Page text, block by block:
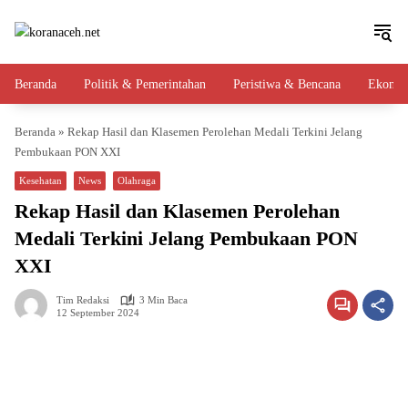
Beranda Politik & Pemerintahan Peristiwa & Bencana
Beranda » Rekap Hasil dan Klasemen Perolehan Medali Terkini Jelang
Pembukaan PON XXI
Kesehatan News Olahraga
Rekap Hasil dan Klasemen Perolehan
Medali Terkini Jelang Pembukaan PON
XXI
Tim Redaksi
3 Min Baca
12 September 2024